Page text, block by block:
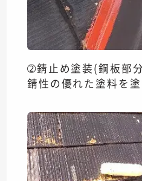
➁錆止め塗装(鋼板部
錆性の優れた塗料を塗